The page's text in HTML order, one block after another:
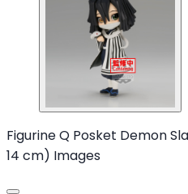
Figurine Q Posket Demon
14 cm) Images